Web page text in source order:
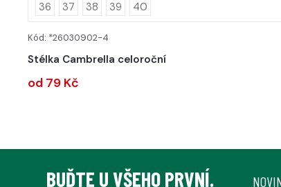
36 37 38 39 40
Kód: *26030902-4
Stélka Cambrella celoroční
od 79 Kč
BUĎTE U VŠEHO PRVNÍ.